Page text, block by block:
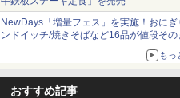
NewDays「増量フェス」を実施！おにぎ
ンドイッチ/焼きそばなど16品が値段その
もっ
おすすめ記事